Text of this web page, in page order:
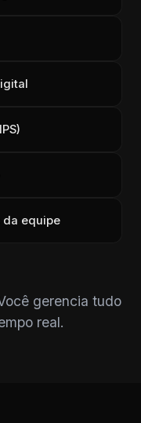
da equipe
gerencia tudo
real.